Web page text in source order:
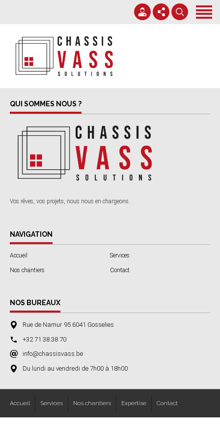
Nos chantiers
Expertise
+32 71 38 38 70
QUI SOMMES NOUS ?
Vos rêves, vos projets, nous nous en chargeons.
NAVIGATION
Accueil Services
Nos chantiers Contact
NOS BUREAUX
Rue de Namur 95 6041 Gosselies
+32 71 38 38 70
info@chassisvass.be
Du lundi au vendredi de 7h00 à 18h00
Accueil Services Nos chantiers Expertise Contact